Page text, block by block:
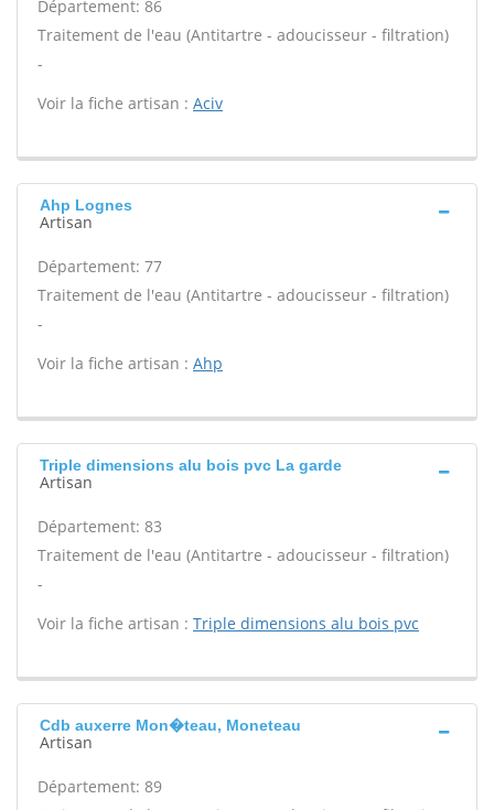
Département: 86
Traitement de l'eau (Antitartre - adoucisseur - filtration)
-
Voir la fiche artisan : Aciv
Ahp Lognes
Artisan
Département: 77
Traitement de l'eau (Antitartre - adoucisseur - filtration)
-
Voir la fiche artisan : Ahp
Triple dimensions alu bois pvc La garde
Artisan
Département: 83
Traitement de l'eau (Antitartre - adoucisseur - filtration)
-
Voir la fiche artisan : Triple dimensions alu bois pvc
Cdb auxerre Mon�teau, Moneteau
Artisan
Département: 89